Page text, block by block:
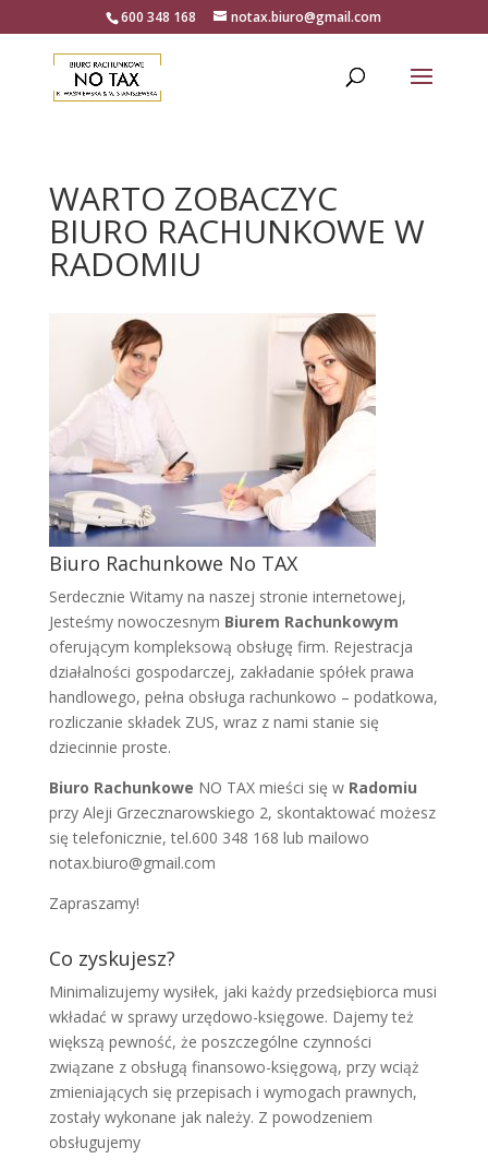
600 348 168 notax.biuro@gmail.com
WARTO ZOBACZYC
BIURO RACHUNKOWE W
RADOMIU
Biuro Rachunkowe No TAX
Serdecznie Witamy na naszej stronie internetowej,
Jesteśmy nowoczesnym Biurem Rachunkowym
oferującym kompleksową obsługę firm. Rejestracja
działalności gospodarczej, zakładanie spółek prawa
handlowego, pełna obsługa rachunkowo – podatkowa,
rozliczanie składek ZUS, wraz z nami stanie się
dziecinnie proste.
Biuro Rachunkowe NO TAX mieści się w Radomiu
przy Aleji Grzecznarowskiego 2, skontaktować możesz
się telefonicznie, tel.600 348 168 lub mailowo
notax.biuro@gmail.com
Zapraszamy!
Co zyskujesz?
Minimalizujemy wysiłek, jaki każdy przedsiębiorca musi
wkładać w sprawy urzędowo-księgowe. Dajemy też
większą pewność, że poszczególne czynności
związane z obsługą finansowo-księgową, przy wciąż
zmieniających się przepisach i wymogach prawnych,
zostały wykonane jak należy. Z powodzeniem
obsługujemy